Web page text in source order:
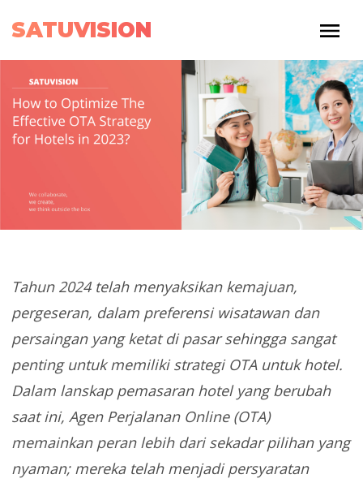
SATUVISION
Tahun 2024 telah menyaksikan kemajuan,
pergeseran, dalam preferensi wisatawan dan
persaingan yang ketat di pasar sehingga sangat
penting untuk memilikistrategi OTA untuk hotel.
Dalam lanskap pemasaran hotel yang berubah
saat ini, Agen Perjalanan Online (OTA)
memainkan peran lebih dari sekadar pilihan yang
nyaman; mereka telah menjadi persyaratan